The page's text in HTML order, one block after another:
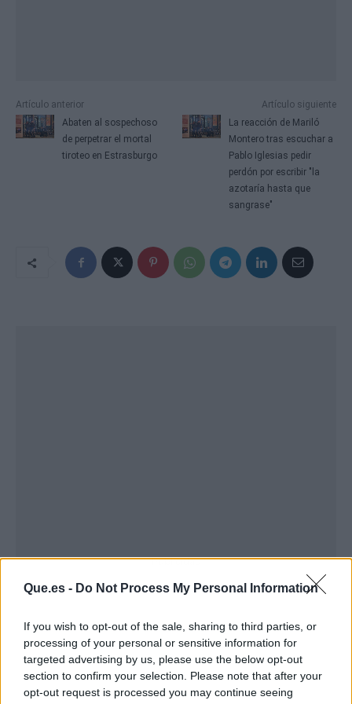
Que.es - Do Not Process My Personal Information
If you wish to opt-out of the sale, sharing to third parties, or
processing of your personal or sensitive information for
targeted advertising by us, please use the below opt-out
section to confirm your selection. Please note that after your
opt-out request is processed you may continue seeing
Artículo anterior
Abaten al sospechoso
de perpetrar el mortal
tiroteo en Estrasburgo
Artículo siguiente
La reacción de Mariló
Montero tras escuchar a
Pablo Iglesias pedir
perdón por escribir "la
azotaría hasta que
sangrase"
Publicidad